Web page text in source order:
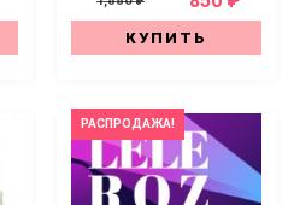
КУПИТЬ
РАСПРОДАЖА!